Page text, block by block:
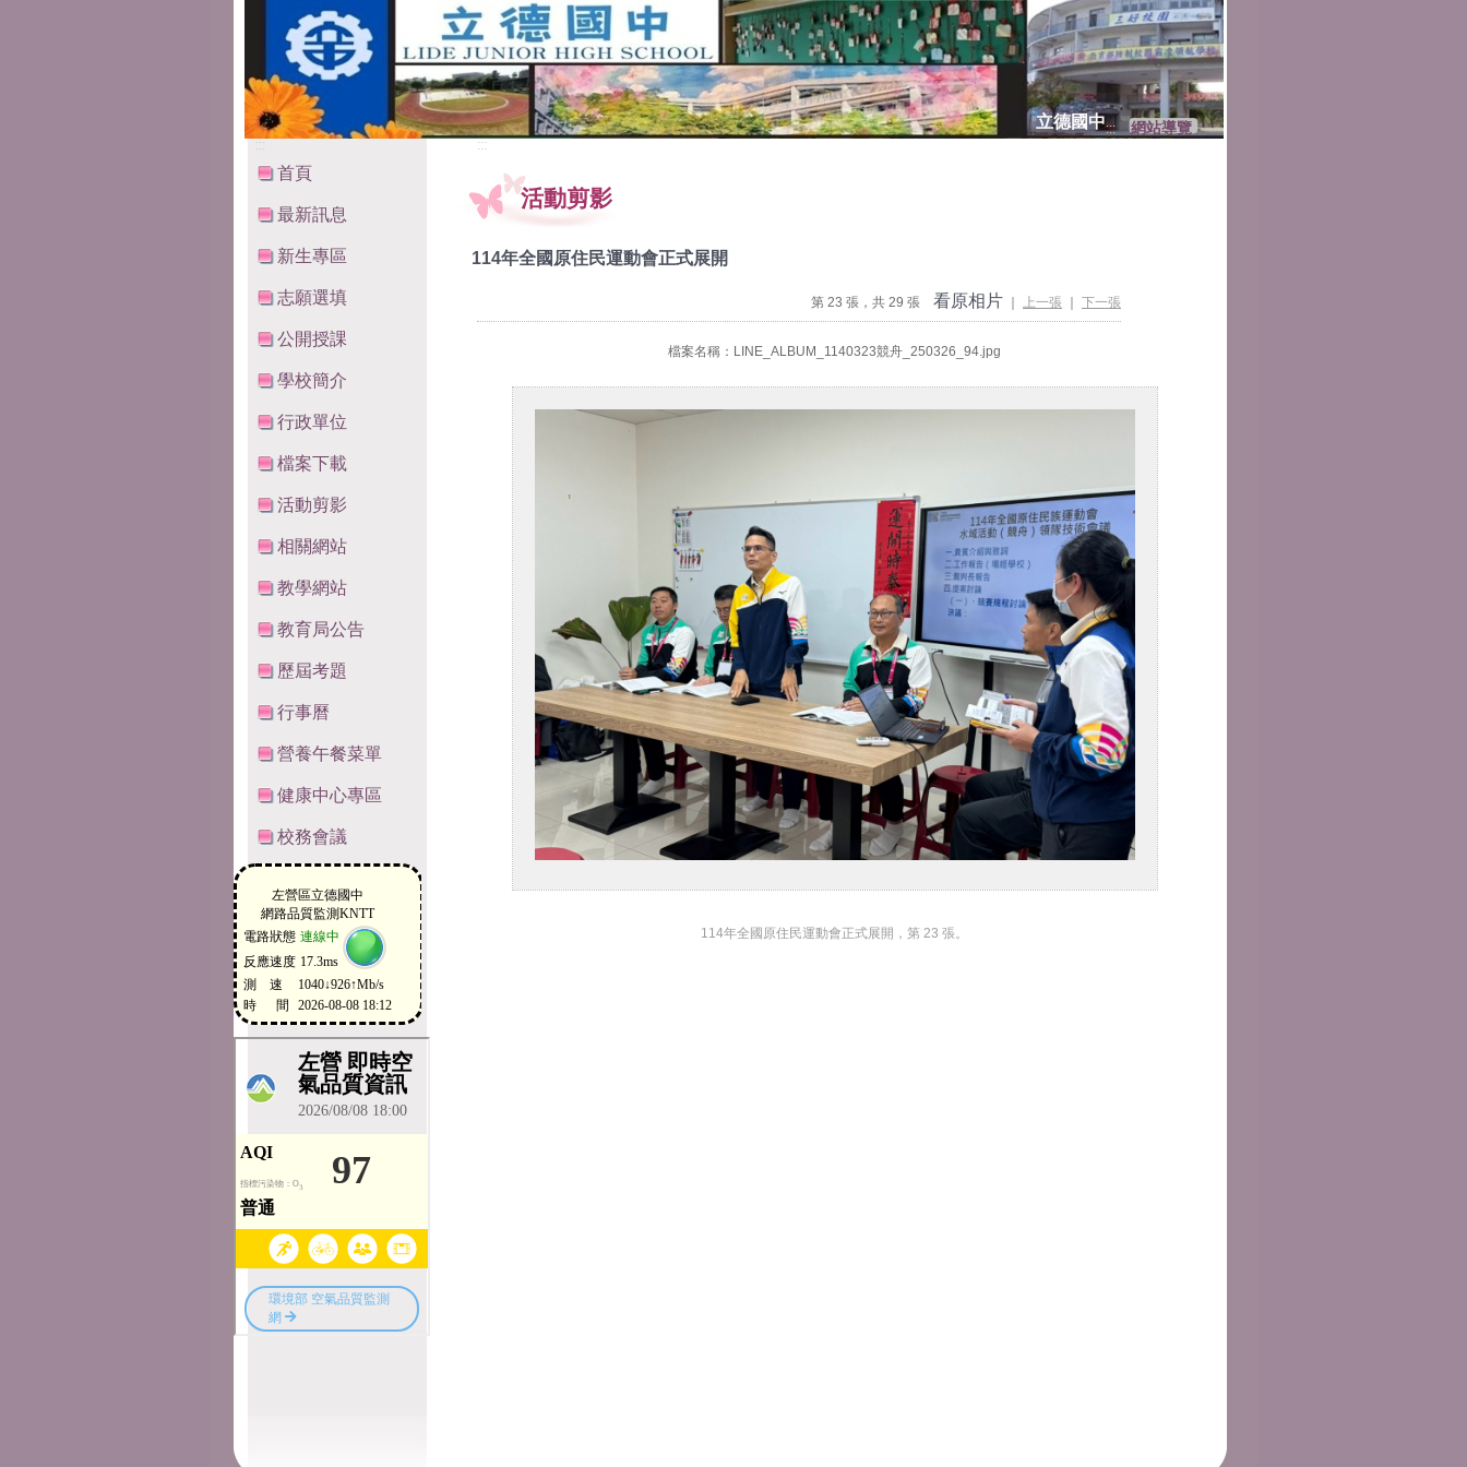
::: 網站導覽
立德國中
:::
首頁
最新訊息
新生專區
志願選填
公開授課
學校簡介
行政單位
檔案下載
活動剪影
相關網站
教學網站
教育局公告
歷屆考題
行事曆
營養午餐菜單
健康中心專區
校務會議
:::
活動剪影
114年全國原住民運動會正式展開
第 23 張，共 29 張 看原相片 上一張 下一張
檔案名稱：LINE_ALBUM_1140323競舟_250326_94.jpg
114年全國原住民運動會正式展開，第 23 張。